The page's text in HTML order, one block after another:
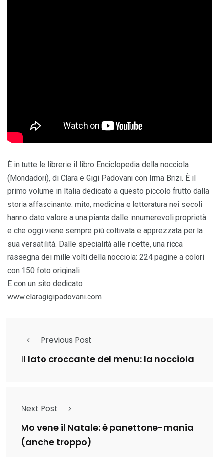
È in tutte le librerie il libro Enciclopedia della nocciola
(Mondadori), di Clara e Gigi Padovani con Irma Brizi. È il
primo volume in Italia dedicato a questo piccolo frutto dalla
storia affascinante: mito, medicina e letteratura nei secoli
hanno dato valore a una pianta dalle innumerevoli proprietà
e che oggi viene sempre più coltivata e apprezzata per la
sua versatilità. Dalle specialità alle ricette, una ricca
rassegna dei mille volti della nocciola: 224 pagine a colori
con 150 foto originali
E con un sito dedicato
www.claragigipadovani.com
Previous Post
Il lato croccante del menu: la nocciola
Next Post
Mo vene il Natale: è panettone-mania
(anche troppo)